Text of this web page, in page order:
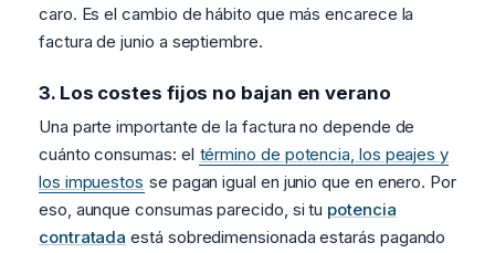
caro. Es el cambio de hábito que más encarece la
factura de junio a septiembre.
3. Los costes fijos no bajan en verano
Una parte importante de la factura no depende de
cuánto consumas: el término de potencia, los peajes y
los impuestos se pagan igual en junio que en enero. Por
eso, aunque consumas parecido, si tu potencia
contratada está sobredimensionada estarás pagando